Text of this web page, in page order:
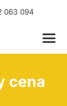
063 094
cena